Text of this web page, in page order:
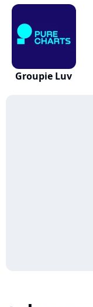
Groupie Luv